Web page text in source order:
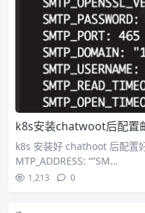
k8s安装chatwoot后配置
k8s 安装好 chathoot 后配置
MTP_ADDRESS: “”SM…
1,213 0